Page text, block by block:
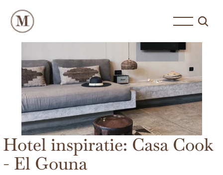
Hotel inspiratie: Casa Cook
- El Gouna